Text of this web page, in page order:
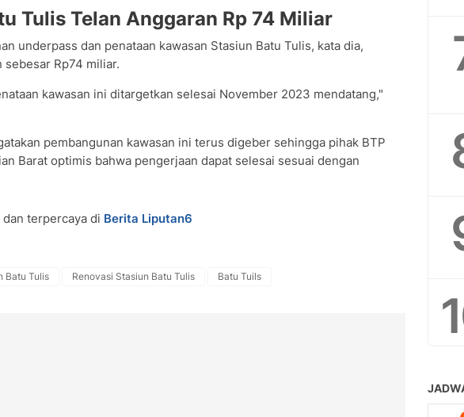
Tulis Telan Anggaran Rp 74 Miliar
underpass dan penataan kawasan Stasiun Batu Tulis, kata dia,
sebesar Rp74 miliar.
kawasan ini ditargetkan selesai November 2023 mendatang,"
pembangunan kawasan ini terus digeber sehingga pihak BTP
Barat optimis bahwa pengerjaan dapat selesai sesuai dengan
terpercaya di Berita Liputan6
Batu Tulis Renovasi Stasiun Batu Tulis Batu Tuils